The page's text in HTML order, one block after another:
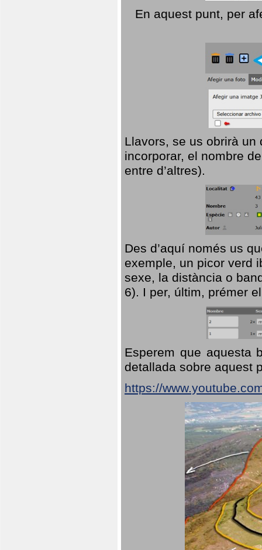
En aquest punt, per
Llavors, se us obrirà
incorporar, el nombre
entre d’altres).
Des d’aquí només us
exemple, un picor verd
sexe, la distància o
6). I per, últim, prémer
Esperem que aquesta
detallada sobre aquest
https://